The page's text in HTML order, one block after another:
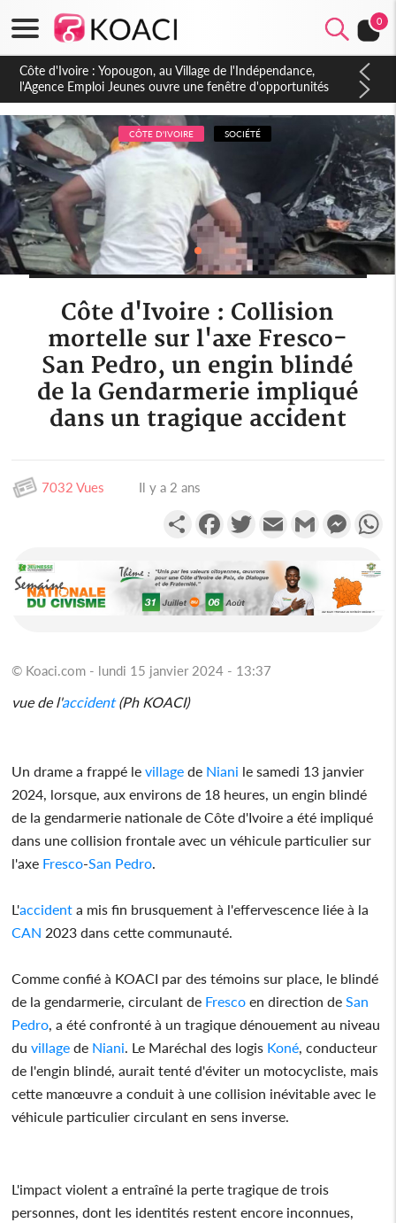
0
Côte d'Ivoire : CHU de Treichville, après la fronde, les agents
contractuels obtiennent un accord avec la direction sur les
arriérés du SMIG 2023
CÔTE D'IVOIRE SOCIÉTÉ
Côte d'Ivoire : Collision
mortelle sur l'axe Fresco-
San Pedro, un engin blindé
de la Gendarmerie impliqué
dans un tragique accident
7032 Vues Il y a 2 ans
PartagerFacebookTwitterEmail Gmail
© Koaci.com - lundi 15 janvier 2024 - 13:37
vue de l'accident(Ph KOACI)
Un drame a frappé levillage de Niani le samedi 13 janvier
2024, lorsque, aux environs de 18 heures, un engin blindé
de la gendarmerie nationale de Côte d'Ivoire a été impliqué
dans une collision frontale avec un véhicule particulier sur
l'axe Fresco-San Pedro.
L'accident a mis fin brusquement à l'effervescence liée à la
CAN 2023 dans cette communauté.
Comme confié à KOACI par des témoins sur place, le blindé
de la gendarmerie, circulant de Fresco en direction deSan
Pedro, a été confronté à un tragique dénouement au niveau
duvillage de Niani. Le Maréchal des logis Koné, conducteur
de l'engin blindé, aurait tenté d'éviter un motocycliste, mais
cette manœuvre a conduit à une collision inévitable avec le
véhicule particulier circulant en sens inverse.
L'impact violent a entraîné la perte tragique de trois
personnes, dont les identités restent encore inconnues,